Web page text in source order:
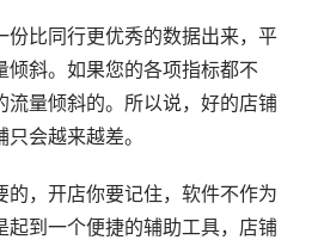
份比同行更优秀的数据出来，平
倾斜。如果您的各项指标都不
流量倾斜的。所以说，好的店铺
会越来越差。
的，开店你要记住，软件不作为
起到一个便捷的辅助工具，店铺